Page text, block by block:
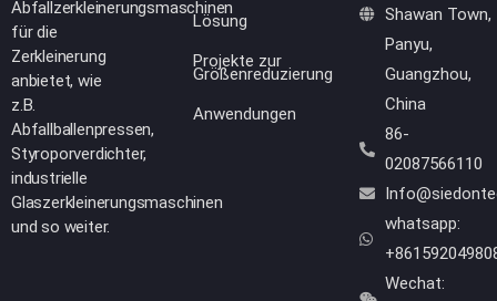
Shawan Town,
Panyu,
Guangzhou,
China
86-
02087566110
whatsapp:
Wechat:
Lösung
Projekte zur
Größenreduzierung
Anwendungen
Abfallzerkleinerungsmaschinen
für die
Zerkleinerung
anbietet, wie
z.B.
Abfallballenpressen,
Styroporverdichter,
industrielle
Glaszerkleinerungsmaschinen
und so weiter.